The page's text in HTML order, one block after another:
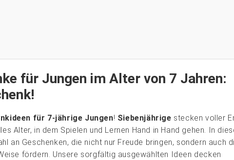
für Jungen im Alter von 7 Jahren:
für 7-jährige Jungen! Siebenjährige stecken voller
Alter, in dem Spielen und Lernen Hand in Hand gehen. In
an Geschenken, die nicht nur Freude bringen, sondern auch
fördern. Unsere sorgfältig ausgewählten Ideen decken